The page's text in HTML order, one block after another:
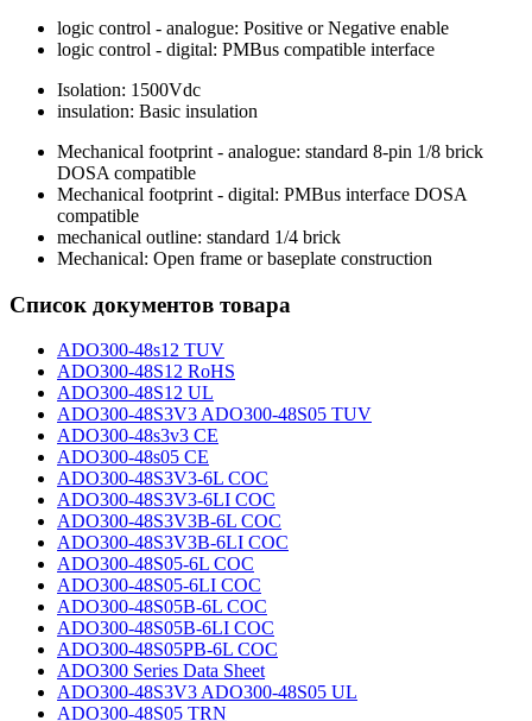
logic control - analogue: Positive or Negative enable
logic control - digital: PMBus compatible interface
Isolation: 1500Vdc
insulation: Basic insulation
Mechanical footprint - analogue: standard 8-pin 1/8 brick
DOSA compatible
Mechanical footprint - digital: PMBus interface DOSA
compatible
mechanical outline: standard 1/4 brick
Mechanical: Open frame or baseplate construction
Список документов товара
ADO300-48s12 TUV
ADO300-48S12 RoHS
ADO300-48S12 UL
ADO300-48S3V3 ADO300-48S05 TUV
ADO300-48s3v3 CE
ADO300-48s05 CE
ADO300-48S3V3-6L COC
ADO300-48S3V3-6LI COC
ADO300-48S3V3B-6L COC
ADO300-48S3V3B-6LI COC
ADO300-48S05-6L COC
ADO300-48S05-6LI COC
ADO300-48S05B-6L COC
ADO300-48S05B-6LI COC
ADO300-48S05PB-6L COC
ADO300 Series Data Sheet
ADO300-48S3V3 ADO300-48S05 UL
ADO300-48S05 TRN